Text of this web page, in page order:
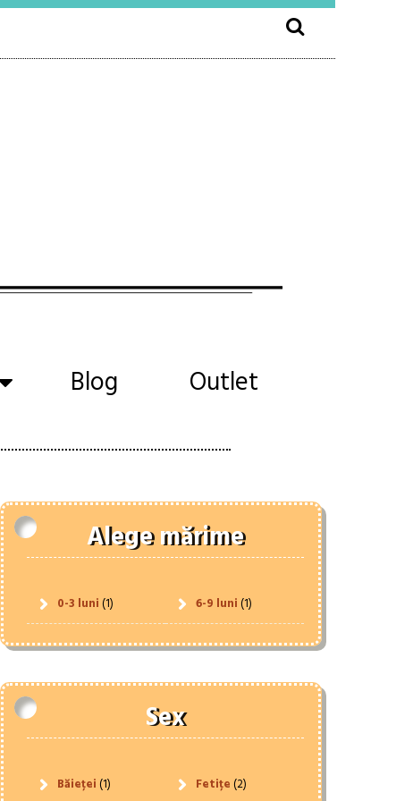
Blog Outlet
Alege mărime
0-3 luni(1) 6-9 luni(1)
Sex
Băieței(1) Fetițe(2)